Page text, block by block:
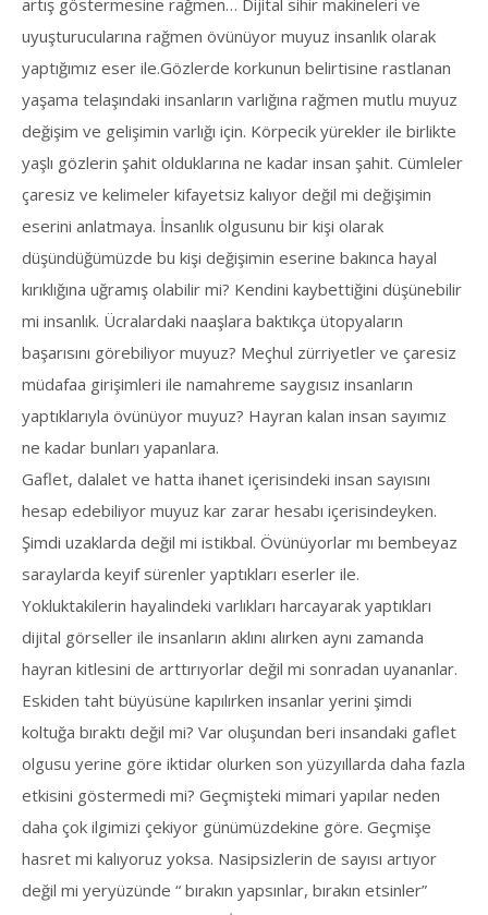
uyuşturucularına rağmen övünüyor muyuz insanlık olarak
yaptığımız eser ile.Gözlerde korkunun belirtisine rastlanan
yaşama telaşındaki insanların varlığına rağmen mutlu muyuz
değişim ve gelişimin varlığı için. Körpecik yürekler ile birlikte
yaşlı gözlerin şahit olduklarına ne kadar insan şahit. Cümleler
çaresiz ve kelimeler kifayetsiz kalıyor değil mi değişimin
eserini anlatmaya. İnsanlık olgusunu bir kişi olarak
düşündüğümüzde bu kişi değişimin eserine bakınca hayal
kırıklığına uğramış olabilir mi? Kendini kaybettiğini düşünebilir
mi insanlık. Ücralardaki naaşlara baktıkça ütopyaların
başarısını görebiliyor muyuz? Meçhul zürriyetler ve çaresiz
müdafaa girişimleri ile namahreme saygısız insanların
yaptıklarıyla övünüyor muyuz? Hayran kalan insan sayımız
ne kadar bunları yapanlara.
Gaflet, dalalet ve hatta ihanet içerisindeki insan sayısını
hesap edebiliyor muyuz kar zarar hesabı içerisindeyken.
Şimdi uzaklarda değil mi istikbal. Övünüyorlar mı bembeyaz
saraylarda keyif sürenler yaptıkları eserler ile.
Yokluktakilerin hayalindeki varlıkları harcayarak yaptıkları
dijital görseller ile insanların aklını alırken aynı zamanda
hayran kitlesini de arttırıyorlar değil mi sonradan uyananlar.
Eskiden taht büyüsüne kapılırken insanlar yerini şimdi
koltuğa bıraktı değil mi? Var oluşundan beri insandaki gaflet
olgusu yerine göre iktidar olurken son yüzyıllarda daha fazla
etkisini göstermedi mi? Geçmişteki mimari yapılar neden
daha çok ilgimizi çekiyor günümüzdekine göre. Geçmişe
hasret mi kalıyoruz yoksa. Nasipsizlerin de sayısı artıyor
değil mi yeryüzünde “ bırakın yapsınlar, bırakın etsinler”